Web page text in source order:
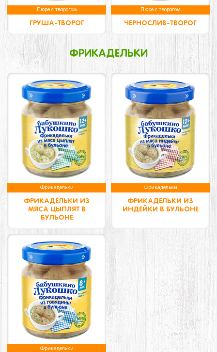
Пюре с творогом
ГРУША-ТВОРОГ
Пюре с творогом
ЧЕРНОСЛИВ-ТВОРОГ
ФРИКАДЕЛЬКИ
Фрикадельки
ФРИКАДЕЛЬКИ ИЗ
МЯСА ЦЫПЛЯТ В
БУЛЬОНЕ
Фрикадельки
ФРИКАДЕЛЬКИ ИЗ
ИНДЕЙКИ В БУЛЬОНЕ
Фрикадельки